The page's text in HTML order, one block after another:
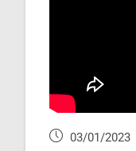
03/01/2023